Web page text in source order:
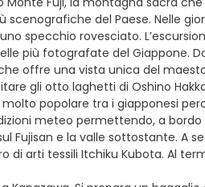
del Paese. Nelle
specchio rovesciato.
più fotografate del Giappone.
offre una vista unica del
gli otto laghetti di Oshino
molto popolare tra i giapponesi
meteo permettendo, a bordo
e la valle sottostante. A
di arti tessili Itchiku Kubota. Al